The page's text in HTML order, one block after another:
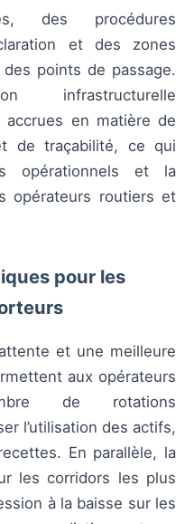
des procédures
et des zones
points de passage.
infrastructurelle
accrues en matière de
de traçabilité, ce qui
opérationnels et la
opérateurs routiers et
pour les
et une meilleure
aux opérateurs
de rotations
l’utilisation des actifs,
En parallèle, la
les corridors les plus
à la baisse sur les